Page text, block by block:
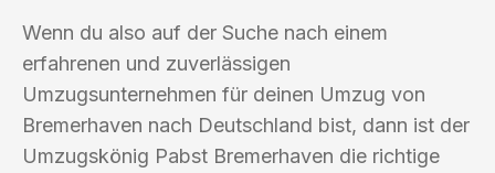
Wenn du also auf der Suche nach einem
erfahrenen und zuverlässigen
Umzugsunternehmen für deinen Umzug von
Bremerhaven nach Deutschland bist, dann ist der
Umzugskönig Pabst Bremerhaven die richtige